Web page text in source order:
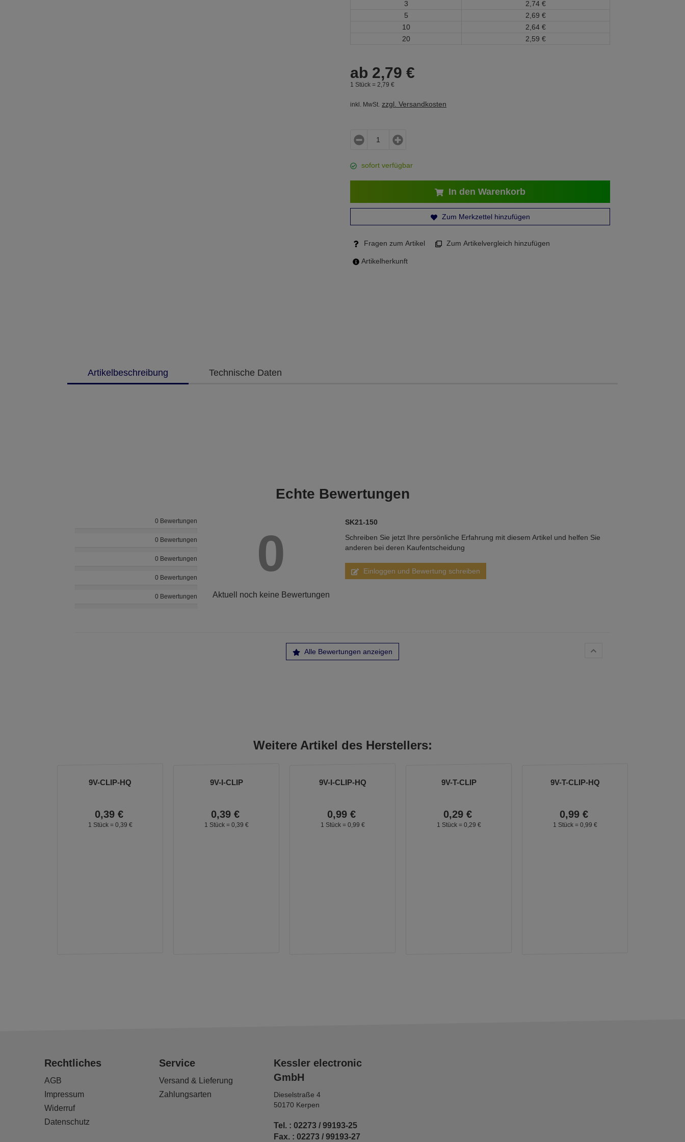
3
2, 74 €
5
2, 69 €
10
2, 64 €
20
2, 59 €
ab 2,79 €
1 Stück = 2, 79 €
inkl. MwSt. zzgl. Versandkosten
sofort verfügbar
In den Warenkorb
Zum Merkzettel hinzufügen
Fragen zum Artikel Zum Artikelvergleich hinzufügen
Artikelherkunft
Artikelbeschreibung Technische Daten
Echte Bewertungen
0 Bewertungen
0 Bewertungen
0 Bewertungen
0 Bewertungen
0 Bewertungen
0
Aktuell noch keine Bewertungen
SK21-150
Schreiben Sie jetzt Ihre persönliche Erfahrung mit diesem Artikel und helfen Sie
anderen bei deren Kaufentscheidung
Einloggen und Bewertung schreiben
Alle Bewertungen anzeigen
Weitere Artikel des Herstellers:
9V-CLIP-HQ
0,39 €
1 Stück = 0, 39 €
9V-I-CLIP
0,39 €
1 Stück = 0, 39 €
9V-I-CLIP-HQ
0,99 €
1 Stück = 0, 99 €
9V-T-CLIP
0,29 €
1 Stück = 0, 29 €
9V-T-CLIP-HQ
0,99 €
1 Stück = 0, 99 €
Rechtliches
AGB
Impressum
Widerruf
Datenschutz
Service
Versand & Lieferung
Zahlungsarten
Kessler electronic
GmbH
Dieselstraße 4
50170 Kerpen
Tel. : 02273 / 99193-25
Fax. : 02273 / 99193-27